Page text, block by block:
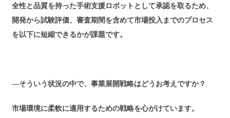
全性と品質を持った手術支援ロボットとして承認を取るため、
開発から試験評価、審査期間を含めて市場投入までのプロセス
を以下に短縮できるかが課題です。
―そういう状況の中で、事業展開戦略はどうお考えですか？
市場環境に柔軟に適用するための戦略を心がけています。